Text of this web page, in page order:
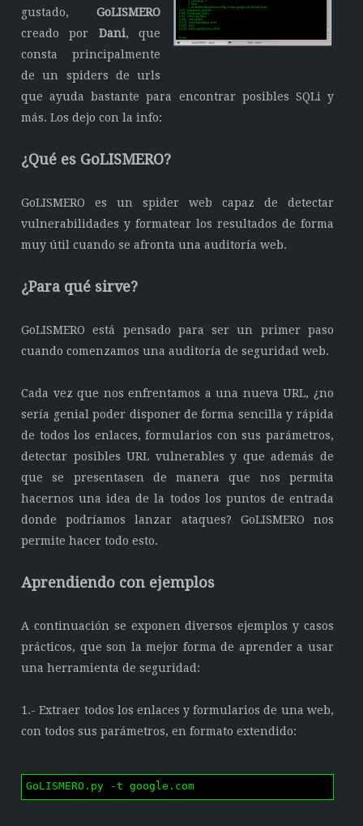
gustado, GoLISMERO
creado por Dani, que
consta principalmente
de un spiders de urls
que ayuda bastante para encontrar posibles SQLi y
más. Los dejo con la info:
¿Qué es GoLISMERO?
GoLISMERO es un spider web capaz de detectar
vulnerabilidades y formatear los resultados de forma
muy útil cuando se afronta una auditoría web.
¿Para qué sirve?
GoLISMERO está pensado para ser un primer paso
cuando comenzamos una auditoría de seguridad web.
Cada vez que nos enfrentamos a una nueva URL, ¿no
sería genial poder disponer de forma sencilla y rápida
de todos los enlaces, formularios con sus parámetros,
detectar posibles URL vulnerables y que además de
que se presentasen de manera que nos permita
hacernos una idea de la todos los puntos de entrada
donde podríamos lanzar ataques? GoLISMERO nos
permite hacer todo esto.
Aprendiendo con ejemplos
A continuación se exponen diversos ejemplos y casos
prácticos, que son la mejor forma de aprender a usar
una herramienta de seguridad:
1.- Extraer todos los enlaces y formularios de una web,
con todos sus parámetros, en formato extendido:
GoLISMERO.py -t google.com